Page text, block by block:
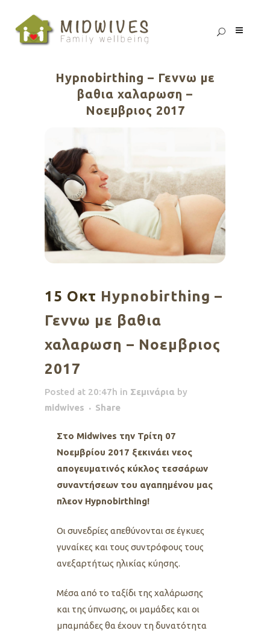
Hypnobirthing – Γεννω με
βαθια χαλαρωση –
Νοεμβριος 2017
15 Οκτ Hypnobirthing –
Γεννω με βαθια
χαλαρωση – Νοεμβριος
2017
Posted at 20:47h in Σεμινάρια by
midwives
Share
Στο Midwives την Τρίτη 07
Νοεμβρίου 2017 ξεκινάει νεος
απογευματινός κύκλος τεσσάρων
συναντήσεων του αγαπημένου μας
πλεον Hypnobirthing!
Oι συνεδρίες απεθύνονται σε έγκυες
γυναίκες και τους συντρόφους τους
ανεξαρτήτως ηλικίας κύησης.
Μέσα από το ταξίδι της χαλάρωσης
και της ύπνωσης, οι μαμάδες και οι
μπαμπάδες θα έχουν τη δυνατότητα